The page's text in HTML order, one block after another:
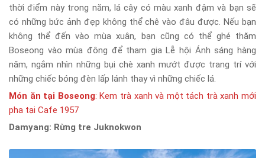
thời điểm này trong năm, lá cây có màu xanh đậm và bạn sẽ
có những bức ảnh đẹp không thể chê vào đâu được. Nếu bạn
không thể đến vào mùa xuân, bạn cũng có thể ghé thăm
Boseong vào mùa đông để tham gia Lễ hội Ánh sáng hàng
năm, ngắm nhìn những bụi chè xanh mướt được trang trí với
những chiếc bóng đèn lấp lánh thay vì những chiếc lá.
Món ăn tại Boseong: Kem trà xanh và một tách trà xanh mới
pha tại Cafe 1957
Damyang: Rừng tre Juknokwon